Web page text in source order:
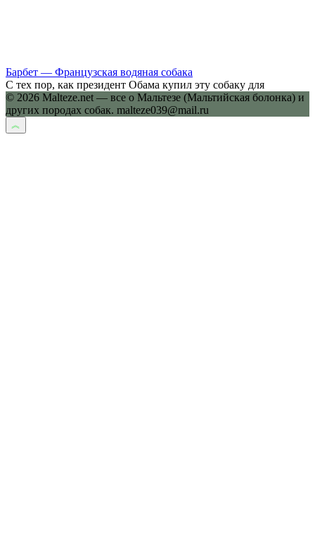
Барбет — Французская водяная собака
С тех пор, как президент Обама купил эту собаку для
© 2026 Malteze.net — все о Мальтезе (Мальтийская болонка) и
других породах собак. malteze039@mail.ru